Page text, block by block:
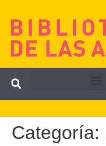
Categoría: